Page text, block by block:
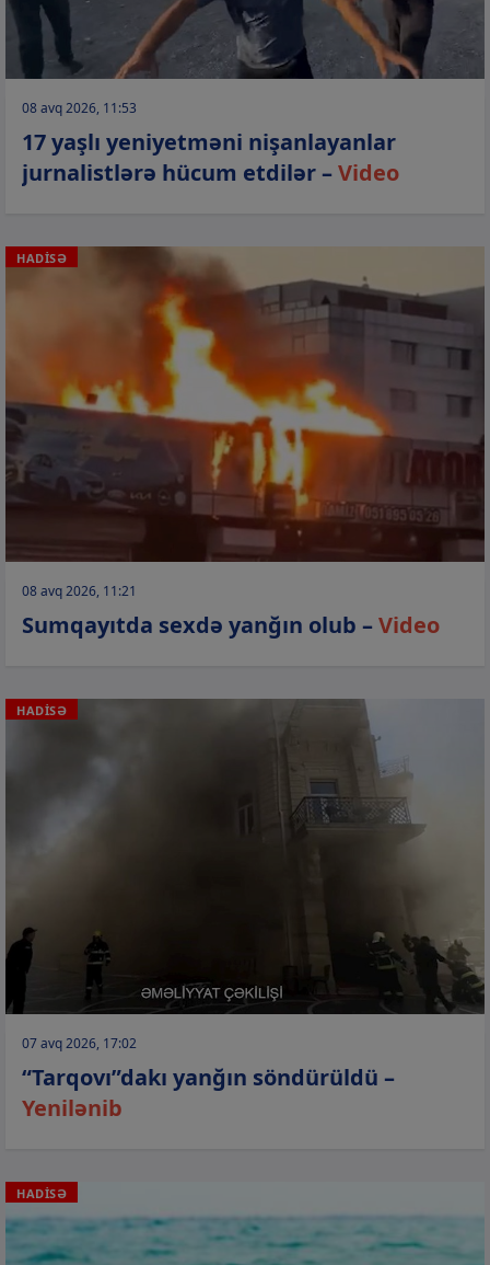
08 avq 2026, 11:53
17 yaşlı yeniyetməni nişanlayanlar
jurnalistlərə hücum etdilər –Video
HADİSƏ
08 avq 2026, 11:21
Sumqayıtda sexdə yanğın olub –Video
HADİSƏ
07 avq 2026, 17:02
“Tarqovı”dakı yanğın söndürüldü –
Yenilənib
HADİSƏ